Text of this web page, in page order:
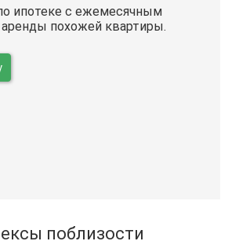
ипотеке с ежемесячным
похожей квартиры.
поблизости